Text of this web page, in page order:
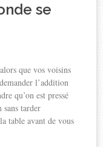
se
que vos voisins
l’addition
qu’on est pressé
tarder
table avant de vous